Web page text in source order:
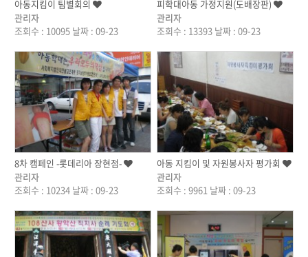
아동지킴이 팀별회의
관리자
조회수 : 10095 날짜 : 09-23
피학대아동 가정지원(도배장판)
관리자
조회수 : 13393 날짜 : 09-23
8차 캠페인 -롯데리아 장현점-
작성자
관리자
조회수 : 10234 날짜 : 09-23
아동 지킴이 및 자원봉사자 평가회
작성자
관리자
조회수 : 9961 날짜 : 09-23
작성자 작성자